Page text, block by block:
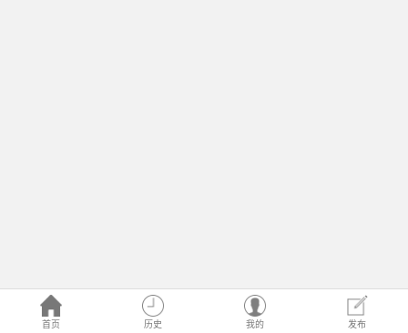
首页 历史 我的 发布